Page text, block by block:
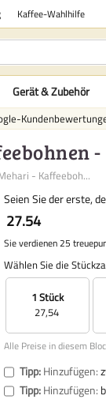
Kaffee-Wahlhilfe
Gerät & Zubehör
- Kaffeeboh...
Seien Sie der erste,
27.54
Sie verdienen 25
Wählen Sie die
1 Stück
27,54
Alle Preise in diesem
Tipp:Hinzufügen:
Tipp:Hinzufügen: